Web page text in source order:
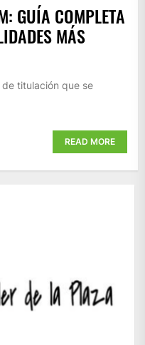
GUÍA COMPLETA
MÁS
titulación que se
READ MORE